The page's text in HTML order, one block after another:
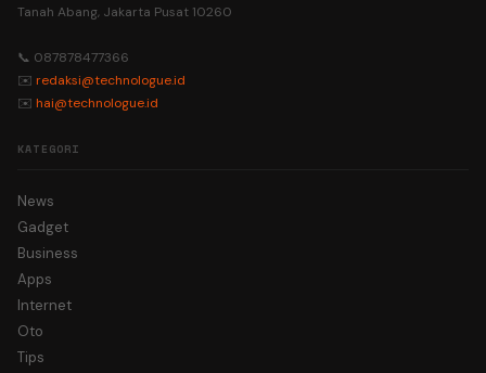
Tanah Abang, Jakarta Pusat 10260
📞 087878477366
✉️ redaksi@technologue.id
✉️ hai@technologue.id
KATEGORI
News
Gadget
Business
Apps
Internet
Oto
Tips